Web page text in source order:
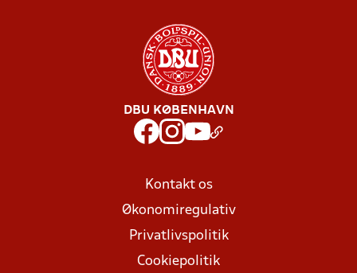
DBU KØBENHAVN
Kontakt os
Økonomiregulativ
Privatlivspolitik
Cookiepolitik